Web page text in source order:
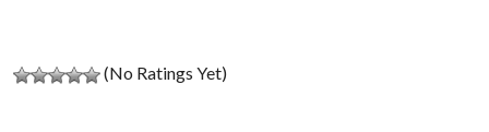
(No Ratings Yet)